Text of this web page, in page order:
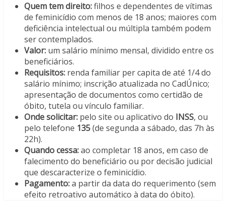
Quem tem direito:filhos e dependentes de vítimas
de feminicídio com menos de 18 anos; maiores com
deficiência intelectual ou múltipla também podem
ser contemplados.
Valor: um salário mínimo mensal, dividido entre os
beneficiários.
Requisitos: renda familiar per capita de até 1/4 do
salário mínimo; inscrição atualizada no CadÚnico;
apresentação de documentos como certidão de
óbito, tutela ou vínculo familiar.
Onde solicitar: pelo site ou aplicativo do INSS, ou
pelo telefone 135(de segunda a sábado, das 7h às
22h).
Quando cessa:ao completar 18 anos, em caso de
falecimento do beneficiário ou por decisão judicial
que descaracterize o feminicídio.
Pagamento:a partir da data do requerimento (sem
efeito retroativo automático à data do óbito).